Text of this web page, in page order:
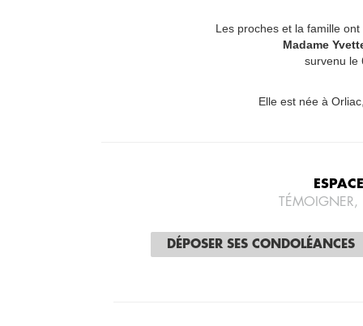
Les proches et la famille
Madame
survenu le
Elle est née à
DÉPOSER SES CONDOLÉANCES